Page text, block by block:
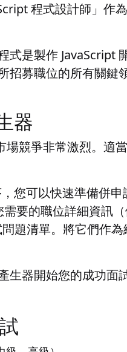
程式設計師」作
式是製作 JavaScript
招募職位的所有關鍵
器
場競爭非常激烈。適
您可以快速準備併
要的職位詳細資訊
題清單。將它們作
生器開始您的成功面